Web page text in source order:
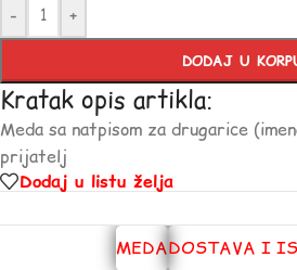
- +
DODAJ U
Kratak opis artikla:
Meda sa natpisom za drugarice
prijatelj
Dodaj u listu želja
MEDADOSTAVA I